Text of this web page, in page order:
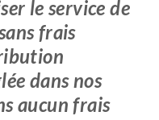
le service de
frais
dans nos
aucun frais